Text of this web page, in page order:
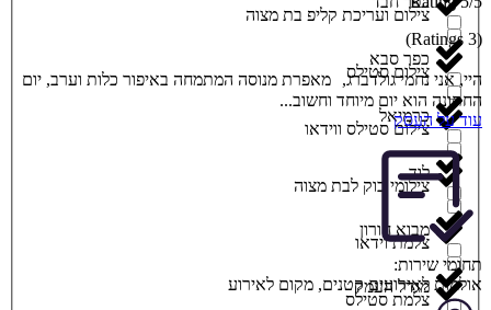
צילום ועריכת קליפ בת מצוה
צילום סטילס
צילום סטילס ווידאו
צילומי בוק לבת מצוה
צלמת וידאו
צלמת סטילס
כפר סבא
כרמיאל
לוד
מבוא חורון
מגדל העמק
(3 Ratings)
היי, אני נחמי גולדברג, מאפרת מנוסה המתמחה באיפור כלות וערב, יום
החתונה הוא יום מיוחד וחשוב...
עוד על העסק
תחומי שירות:
אולמות לאירועים קטנים, מקום לאירוע